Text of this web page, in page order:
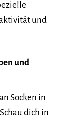
und
und
Socken in
dich in